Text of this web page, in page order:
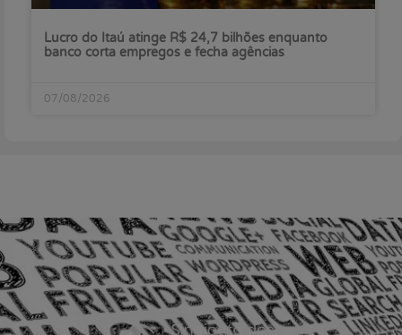
Lucro do Itaú atinge R$ 24,7 bilhões enquanto
banco corta empregos e fecha agências
07/08/2026